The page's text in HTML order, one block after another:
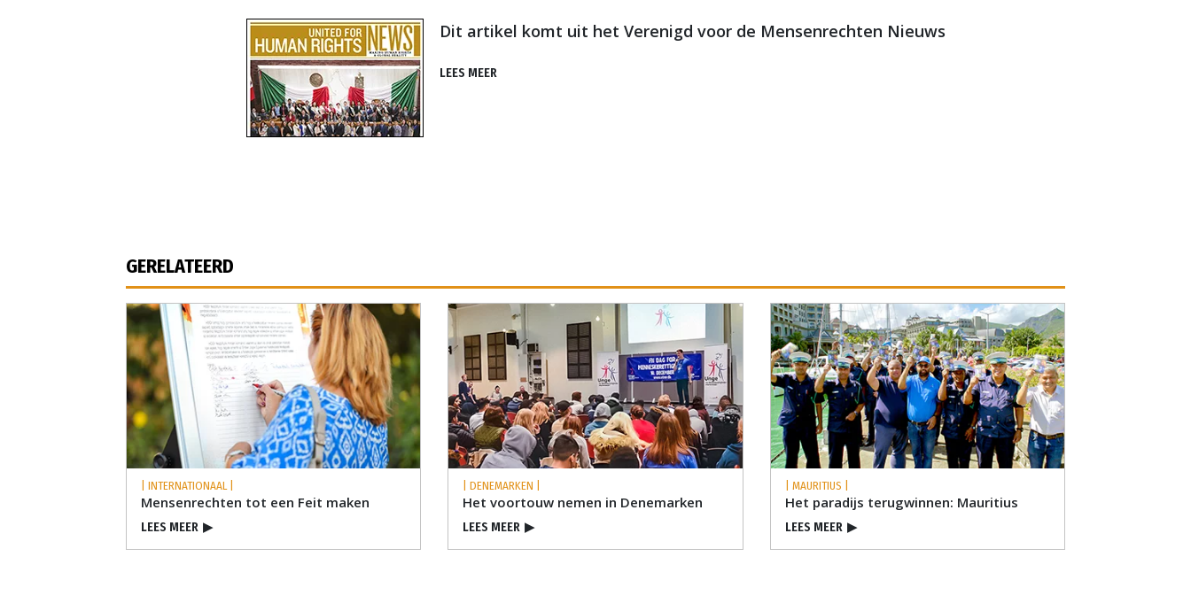
Dit artikel komt uit het Verenigd voor de Mensenrechten Nieuws
LEES MEER
GERELATEERD
| INTERNATIONAAL |
Mensenrechten tot een Feit maken
LEES MEER ▶
| DENEMARKEN |
Het voortouw nemen in Denemarken
LEES MEER ▶
| MAURITIUS |
Het paradijs terugwinnen: Mauritius
LEES MEER ▶